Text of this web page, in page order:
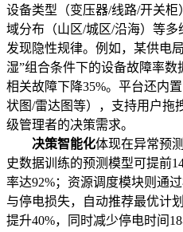
设备类型（变压器/线路/开关
域分布（山区/城区/沿海）等
发现隐性规律。例如，某供电
湿”组合条件下的设备故障率
相关故障下降35%。平台还内
状图/雷达图等），支持用户拖
级管理者的决策需求。
决策智能化体现在异常预
史数据训练的预测模型可提前
率达92%；资源调度模块则通
与停电损失，自动推荐最优计
提升40%，同时减少停电时间18